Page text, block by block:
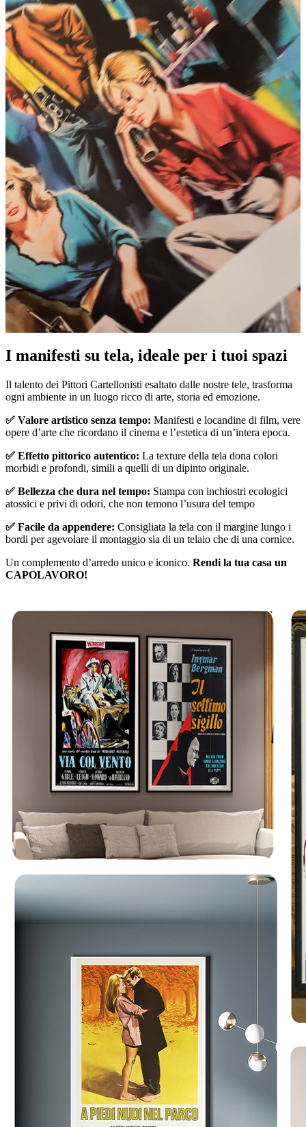
I manifesti su tela, ideale per i tuoi spazi
Il talento dei Pittori Cartellonisti esaltato dalle nostre tele, trasforma
ogni ambiente in un luogo ricco di arte, storia ed emozione.
✅ Valore artistico senza tempo: Manifesti e locandine di film, vere
opere d’arte che ricordano il cinema e l’estetica di un’intera epoca.
✅ Effetto pittorico autentico: La texture della tela dona colori
morbidi e profondi, simili a quelli di un dipinto originale.
✅ Bellezza che dura nel tempo: Stampa con inchiostri ecologici
atossici e privi di odori, che non temono l’usura del tempo
✅ Facile da appendere: Consigliata la tela con il margine lungo i
bordi per agevolare il montaggio sia di un telaio che di una cornice.
Un complemento d’arredo unico e iconico. Rendi la tua casa un
CAPOLAVORO!